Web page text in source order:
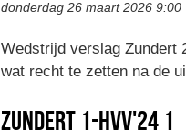
donderdag 26 maart 2026 9:00
Wedstrijd verslag Zundert
wat recht te zetten na de
Zundert 1-HVV'24 1